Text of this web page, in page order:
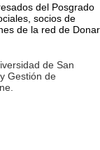
del Posgrado
socios de
de la red de Donar
de San
Gestión de